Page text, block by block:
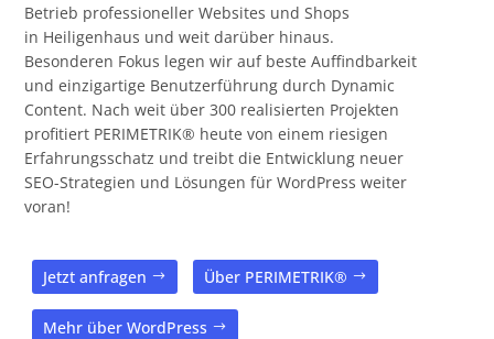
Betrieb professioneller Websites und Shops
in Heiligenhaus und weit darüber hinaus.
Besonderen Fokus legen wir auf beste Auffindbarkeit
und einzigartige Benutzerführung durch Dynamic
Content. Nach weit über 300 realisierten Projekten
profitiert PERIMETRIK® heute von einem riesigen
Erfahrungsschatz und treibt die Entwicklung neuer
SEO-Strategien und Lösungen für WordPress weiter
voran!
Jetzt anfragen Über PERIMETRIK®
Mehr über WordPress